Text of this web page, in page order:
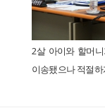
2살 아이와 할머
이송됐으나 적절